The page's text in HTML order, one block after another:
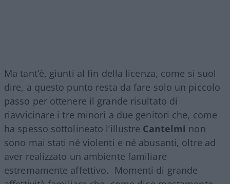
Ma tant’è, giunti al fin della licenza, come si suol
dire, a questo punto resta da fare solo un piccolo
passo per ottenere il grande risultato di
riavvicinare i tre minori a due genitori che, come
ha spesso sottolineato l’illustre Cantelmi non
sono mai stati né violenti e né abusanti, oltre ad
aver realizzato un ambiente familiare
estremamente affettivo. Momenti di grande